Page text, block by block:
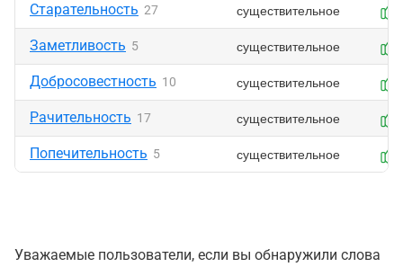
Старательность 27 существительное
Заметливость 5 существительное
Добросовестность 10 существительное
Рачительность 17 существительное
Попечительность 5 существительное
Уважаемые пользователи, если вы обнаружили слова